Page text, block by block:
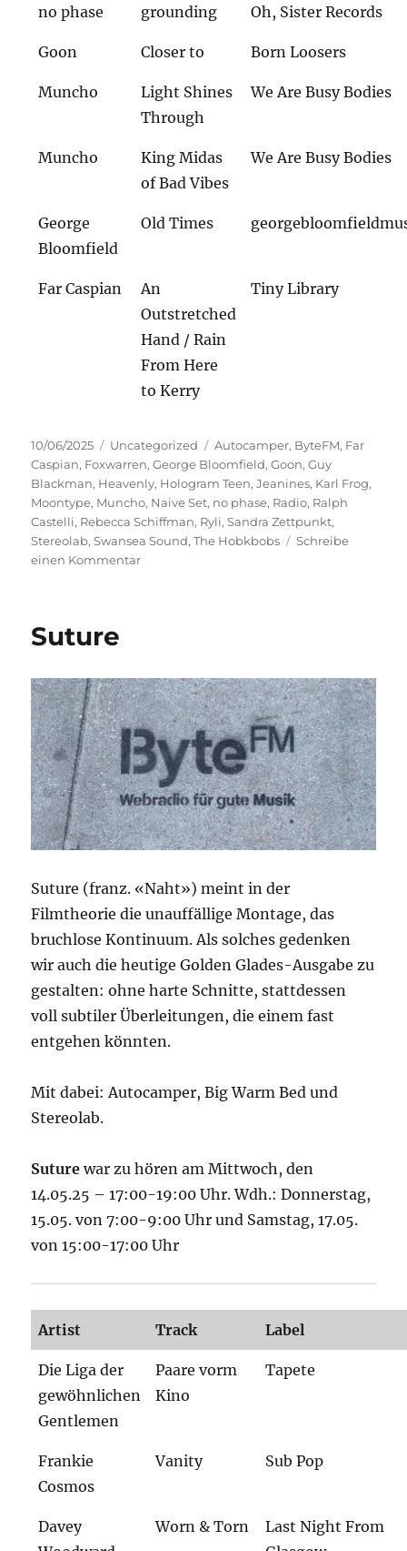
no phase grounding Oh, Sister Records
Goon Closer to Born Loosers
Muncho
Light Shines
Through
We Are Busy Bodies
Muncho
King Midas
of Bad Vibes
We Are Busy Bodies
George
Bloomfield
Old Times
Far Caspian
An
Outstretched
Hand / Rain
From Here
to Kerry
Tiny Library
Veröffentlicht
am
10/06/2025 Kategorien
Uncategorized Schlagwörter
Autocamper, ByteFM, Far
Caspian, Foxwarren,George Bloomfield,Goon,Guy
Blackman, Heavenly, Hologram Teen,Jeanines, Karl Frog,
Moontype, Muncho, Naive Set, no phase, Radio, Ralph
Castelli, Rebecca Schiffman, Ryli,Sandra Zettpunkt,
Stereolab,Swansea Sound,The Hobkbobs
Schreibe
einen Kommentarzu
Suture
Suture (franz. «Naht») meint in der
Filmtheorie die unauffällige Montage, das
bruchlose Kontinuum. Als solches gedenken
wir auch die heutige Golden Glades-Ausgabe zu
gestalten: ohne harte Schnitte, stattdessen
voll subtiler Überleitungen, die einem fast
entgehen könnten.
Mit dabei: Autocamper, Big Warm Bed und
Stereolab.
Suture war zu hören am Mittwoch, den
14.05.25 – 17:00-19:00 Uhr. Wdh.: Donnerstag,
15.05. von 7:00-9:00 Uhr und Samstag, 17.05.
von 15:00-17:00 Uhr
Artist Track Label
Die Liga der
gewöhnlichen
Gentlemen
Paare vorm
Kino
Tapete
Frankie
Cosmos
Vanity Sub Pop
Davey
Worn & Torn
Last Night From